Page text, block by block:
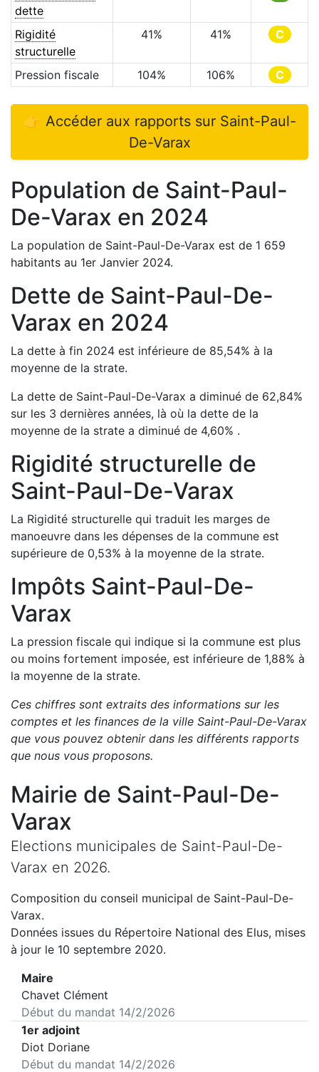
dette
Rigidité
structurelle
41% 41% C
Pression fiscale 104% 106% C
👉 Accéder aux rapports sur Saint-Paul-
De-Varax
Population de Saint-Paul-
De-Varax en 2024
La population de Saint-Paul-De-Varax est de 1 659
habitants au 1er Janvier 2024.
Dette de Saint-Paul-De-
Varax en 2024
La dette à fin 2024 est inférieure de 85,54% à la
moyenne de la strate.
La dette de Saint-Paul-De-Varax a diminué de 62,84%
sur les 3 dernières années, là où la dette de la
moyenne de la strate a diminué de 4,60% .
Rigidité structurelle de
Saint-Paul-De-Varax
La Rigidité structurelle qui traduit les marges de
manoeuvre dans les dépenses de la commune est
supérieure de 0,53% à la moyenne de la strate.
Impôts Saint-Paul-De-
Varax
La pression fiscale qui indique si la commune est plus
ou moins fortement imposée, est inférieure de 1,88% à
la moyenne de la strate.
Ces chiffres sont extraits des informations sur les
comptes et les finances de la ville Saint-Paul-De-Varax
que vous pouvez obtenir dans les différents rapports
que nous vous proposons.
Mairie de Saint-Paul-De-
Varax
Elections municipales de Saint-Paul-De-
Varax en 2026.
Composition du conseil municipal de Saint-Paul-De-
Varax.
Données issues du Répertoire National des Elus, mises
à jour le 10 septembre 2020.
Maire
Chavet Clément
Début du mandat 14/2/2026
1er adjoint
Diot Doriane
Début du mandat 14/2/2026